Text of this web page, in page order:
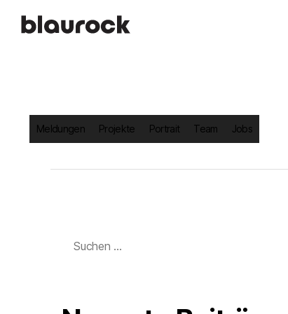
Meldungen Projekte Portrait Team Jobs
nach: